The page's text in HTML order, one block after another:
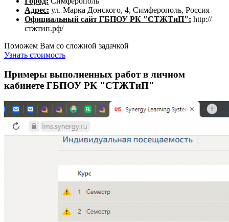
Адрес: ул. Марка Донского, 4, Симферополь, Россия
Официальный сайт ГБПОУ РК "СТЖТиП": http://
стжтип.рф/
Поможем Вам со сложной задачкой
Узнать стоимость
Примеры выполненных работ в личном
кабинете ГБПОУ РК "СТЖТиП"